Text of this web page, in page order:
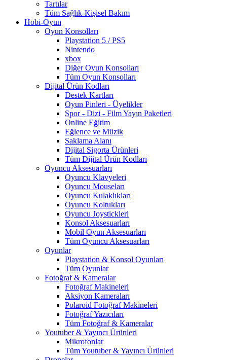
Tartılar
Tüm Sağlık-Kişisel Bakım
Hobi-Oyun
Oyun Konsolları
Playstation 5 / PS5
Nintendo
xbox
Diğer Oyun Konsolları
Tüm Oyun Konsolları
Dijital Ürün Kodları
Destek Kartları
Oyun Pinleri - Üyelikler
Spor - Dizi - Film Yayın Paketleri
Online Eğitim
Eğlence ve Müzik
Saklama Alanı
Dijital Sigorta Ürünleri
Tüm Dijital Ürün Kodları
Oyuncu Aksesuarları
Oyuncu Klavyeleri
Oyuncu Mouseları
Oyuncu Kulaklıkları
Oyuncu Koltukları
Oyuncu Joystickleri
Konsol Aksesuarları
Mobil Oyun Aksesuarları
Tüm Oyuncu Aksesuarları
Oyunlar
Playstation & Konsol Oyunları
Tüm Oyunlar
Fotoğraf & Kameralar
Fotoğraf Makineleri
Aksiyon Kameraları
Polaroid Fotoğraf Makineleri
Fotoğraf Yazıcıları
Tüm Fotoğraf & Kameralar
Youtuber & Yayıncı Ürünleri
Mikrofonlar
Tüm Youtuber & Yayıncı Ürünleri